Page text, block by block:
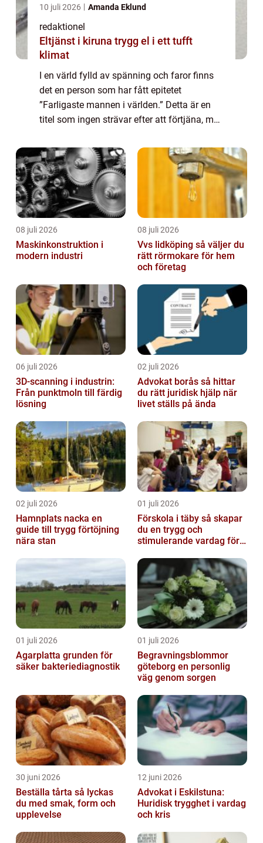
10 juli 2026 Amanda Eklund
redaktionel
Eltjänst i kiruna trygg el i ett tufft
klimat
I en värld fylld av spänning och faror finns
det en person som har fått epitetet
”Farligaste mannen i världen.” Detta är en
titel som ingen strävar efter att förtjäna, men
för många. I den här a...
08 juli 2026
Maskinkonstruktion i
modern industri
08 juli 2026
Vvs lidköping så väljer du
rätt rörmokare för hem
och företag
06 juli 2026
3D-scanning i industrin:
Från punktmoln till färdig
lösning
02 juli 2026
Advokat borås så hittar
du rätt juridisk hjälp när
livet ställs på ända
02 juli 2026
Hamnplats nacka en
guide till trygg förtöjning
nära stan
01 juli 2026
Förskola i täby så skapar
du en trygg och
stimulerande vardag för
01 juli 2026
Agarplatta grunden för
säker bakteriediagnostik
01 juli 2026
Begravningsblommor
göteborg en personlig
väg genom sorgen
30 juni 2026
Beställa tårta så lyckas
du med smak, form och
upplevelse
12 juni 2026
Advokat i Eskilstuna:
Huridisk trygghet i vardag
och kris